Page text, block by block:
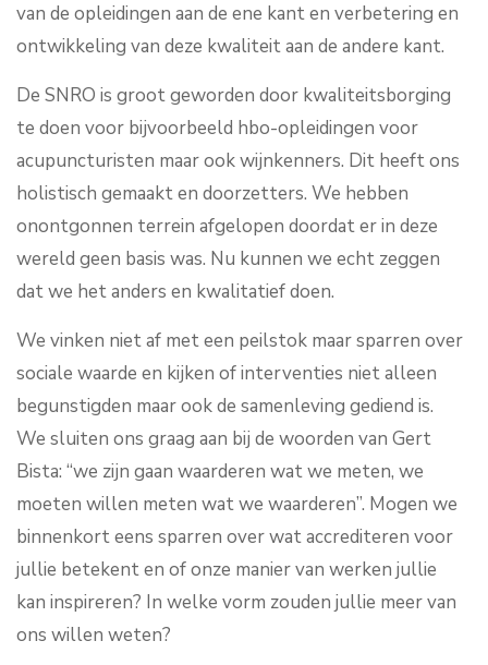
van de opleidingen aan de ene kant en verbetering en
ontwikkeling van deze kwaliteit aan de andere kant.
De SNRO is groot geworden door kwaliteitsborging
te doen voor bijvoorbeeld hbo-opleidingen voor
acupuncturisten maar ook wijnkenners. Dit heeft ons
holistisch gemaakt en doorzetters. We hebben
onontgonnen terrein afgelopen doordat er in deze
wereld geen basis was. Nu kunnen we echt zeggen
dat we het anders en kwalitatief doen.
We vinken niet af met een peilstok maar sparren over
sociale waarde en kijken of interventies niet alleen
begunstigden maar ook de samenleving gediend is.
We sluiten ons graag aan bij de woorden van Gert
Bista: “we zijn gaan waarderen wat we meten, we
moeten willen meten wat we waarderen”. Mogen we
binnenkort eens sparren over wat accrediteren voor
jullie betekent en of onze manier van werken jullie
kan inspireren? In welke vorm zouden jullie meer van
ons willen weten?